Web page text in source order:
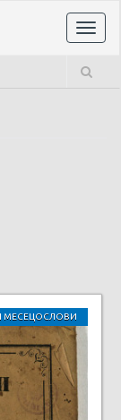
МЕСЕЦОСЛОВИ